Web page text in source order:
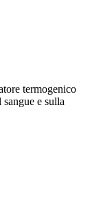
termogenico
e sulla